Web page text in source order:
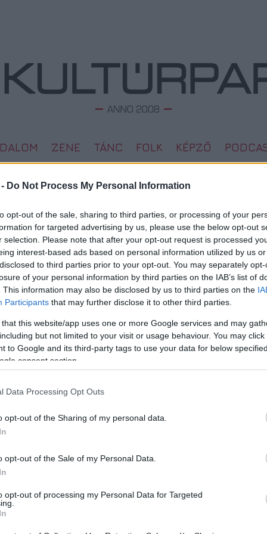
Do Not Process My Personal Information
opt-out of the sale, sharing to third parties, or processing of your
for targeted advertising by us, please use the below opt-out
selection. Please note that after your opt-out request is processed
interest-based ads based on personal information utilized by us
to third parties prior to your opt-out. You may separately
of your personal information by third parties on the IAB’s list of
This information may also be disclosed by us to third parties on the
Participants that may further disclose it to other third parties.
that this website/app uses one or more Google services and may
but not limited to your visit or usage behaviour. You may
to Google and its third-party tags to use your data for below
consent section.
Data Processing Opt Outs
opt-out of the Sharing of my personal data.
opt-out of the Sale of my Personal Data.
opt-out of processing my Personal Data for Targeted
ZENE TÁNC FOLK KÉPZŐ
Bálnában: jön a BCT 2025
2025. 09. 22.|Kultúrpart
Szeptember 25–28. között 3. alkalommal rendezik meg a
Budapest Contemporary-t, ahol közel 40 galéria,
nemzetközi művészek, tárlatvezetések és különleges
programok várják a kortárs művészet iránt érdeklődőket.
tovább
Sálom utca - Harmadszor is együtt a
kortárs zsidó fesztiválon
2025. 08. 26. |Kultúrpart
Szeptember 7-én a Csányi utcában kortárs művészetek,
zenék, irodalom és közösségi élmények várják
közösség erejét.
2025. 07. 08. |Kultúrpart
koncerttermek helyett ott énekel, ahol a zene valóban
mindenkié lehet?
Top
A 10
A